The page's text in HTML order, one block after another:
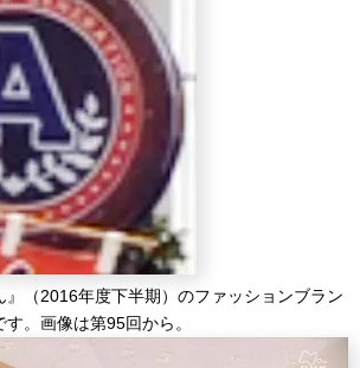
』（2016年度下半期）のファッションブラン
。画像は第95回から。